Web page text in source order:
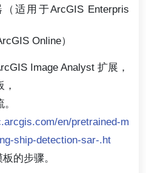
适用于ArcGIS Enterpris
Online）
Image Analyst 扩展，
en/pretrained-m
ship-detection-sar-.ht
的步骤。